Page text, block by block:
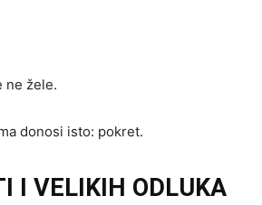
ne žele.
donosi isto: pokret.
I VELIKIH ODLUKA